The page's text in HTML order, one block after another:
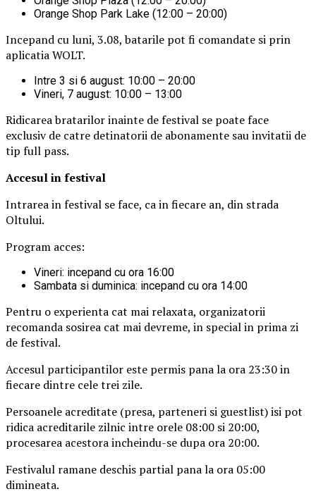
Orange Shop Park Lake (12:00 – 20:00)
Incepand cu luni, 3.08, batarile pot fi comandate si prin
aplicatia WOLT.
Intre 3 si 6 august: 10:00 – 20:00
Vineri, 7 august: 10:00 – 13:00
Ridicarea bratarilor inainte de festival se poate face
exclusiv de catre detinatorii de abonamente sau invitatii de
tip full pass.
Accesul in festival
Intrarea in festival se face, ca in fiecare an, din strada
Oltului.
Program acces:
Vineri: incepand cu ora 16:00
Sambata si duminica: incepand cu ora 14:00
Pentru o experienta cat mai relaxata, organizatorii
recomanda sosirea cat mai devreme, in special in prima zi
de festival.
Accesul participantilor este permis pana la ora 23:30 in
fiecare dintre cele trei zile.
Persoanele acreditate (presa, parteneri si guestlist) isi pot
ridica acreditarile zilnic intre orele 08:00 si 20:00,
procesarea acestora incheindu-se dupa ora 20:00.
Festivalul ramane deschis partial pana la ora 05:00
dimineata.